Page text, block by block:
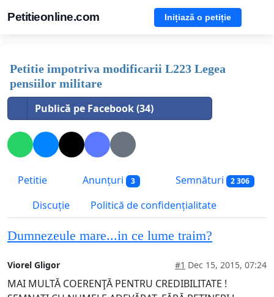
Petitieonline.com Inițiază o petiție
Petitie impotriva modificarii L223 Legea
pensiilor militare
Publică pe Facebook (34)
Petitie Anunțuri 3 Semnături 2 306
Discuție Politică de confidențialitate
Dumnezeule mare...in ce lume traim?
Viorel Gligor #1 Dec 15, 2015, 07:24
MAI MULTĂ COERENŢĂ PENTRU CREDIBILITATE !